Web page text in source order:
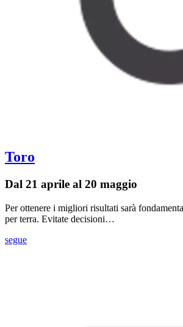
Toro
Dal 21 aprile al 20 maggio
Per ottenere i migliori risultati sarà
per terra. Evitate decisioni…
segue